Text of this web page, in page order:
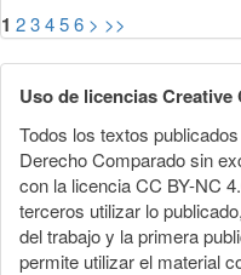
1 23456 > >>
Uso de licencias Creative
Todos los textos
Derecho Comparado sin
con la licencia CC BY-NC
terceros utilizar lo
del trabajo y la primera
permite utilizar el material